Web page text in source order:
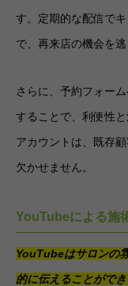
す。定期的な配信で
で、再来店の機会を逃
さらに、予約フォー
することで、利便性
アカウントは、既存
欠かせません。
YouTubeによる施
YouTubeはサロンの
的に伝えることができ